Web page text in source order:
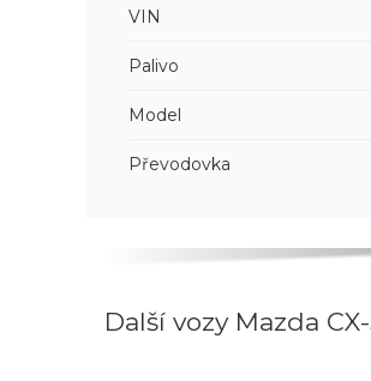
VIN
Palivo
Model
Převodovka
Další vozy Mazda